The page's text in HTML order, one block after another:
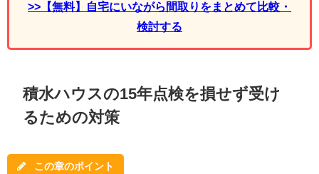
>>【無料】自宅にいながら間取りをまとめて比較・
検討する
積水ハウスの15年点検を損せず受け
るための対策
この章のポイント